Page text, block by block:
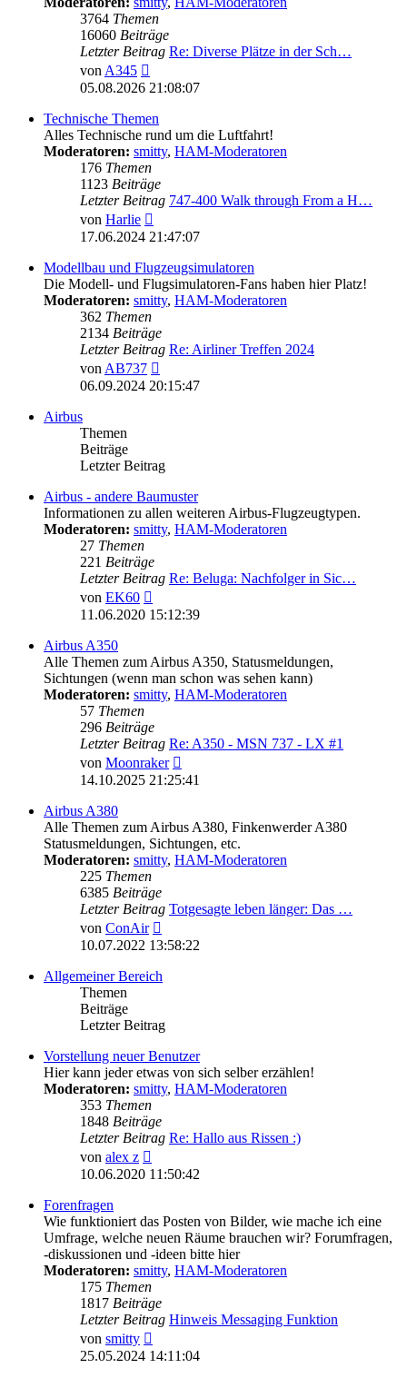
3764 Themen
16060 Beiträge
Letzter Beitrag Re: Diverse Plätze in der Sch…
vonA345
Beitrag
05.08.2026 21:08:07
Technische Themen
Alles Technische rund um die Luftfahrt!
Moderatoren: smitty, HAM-Moderatoren
176 Themen
1123 Beiträge
Letzter Beitrag 747-400 Walk through From a H…
von Harlie
Beitrag
17.06.2024 21:47:07
Modellbau und Flugzeugsimulatoren
Die Modell- und Flugsimulatoren-Fans haben hier Platz!
Moderatoren: smitty, HAM-Moderatoren
362 Themen
2134 Beiträge
Letzter Beitrag Re: Airliner Treffen 2024
vonAB737
Beitrag
06.09.2024 20:15:47
Airbus
Themen
Beiträge
Letzter Beitrag
Airbus - andere Baumuster
Informationen zu allen weiteren Airbus-Flugzeugtypen.
Moderatoren: smitty, HAM-Moderatoren
27 Themen
221 Beiträge
Letzter Beitrag Re: Beluga: Nachfolger in Sic…
von EK60
Beitrag
11.06.2020 15:12:39
Airbus A350
Alle Themen zum Airbus A350, Statusmeldungen,
Sichtungen (wenn man schon was sehen kann)
Moderatoren: smitty, HAM-Moderatoren
57 Themen
296 Beiträge
Letzter Beitrag Re: A350 - MSN 737 - LX #1
von Moonraker
Beitrag
14.10.2025 21:25:41
Airbus A380
Alle Themen zum Airbus A380, Finkenwerder A380
Statusmeldungen, Sichtungen, etc.
Moderatoren: smitty, HAM-Moderatoren
225 Themen
6385 Beiträge
Letzter Beitrag Totgesagte leben länger: Das …
von ConAir
Beitrag
10.07.2022 13:58:22
Allgemeiner Bereich
Themen
Beiträge
Letzter Beitrag
Vorstellung neuer Benutzer
Hier kann jeder etwas von sich selber erzählen!
Moderatoren: smitty, HAM-Moderatoren
353 Themen
1848 Beiträge
Letzter Beitrag Re: Hallo aus Rissen :)
von alex z
Beitrag
10.06.2020 11:50:42
Forenfragen
Wie funktioniert das Posten von Bilder, wie mache ich eine
Umfrage, welche neuen Räume brauchen wir? Forumfragen,
-diskussionen und -ideen bitte hier
Moderatoren: smitty, HAM-Moderatoren
175 Themen
1817 Beiträge
Letzter Beitrag Hinweis Messaging Funktion
von smitty
Beitrag
25.05.2024 14:11:04